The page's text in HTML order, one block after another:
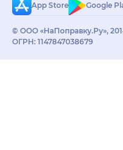
App Store
Google
© ООО «НаПоправку.Ру»,
ОГРН: 1147847038679